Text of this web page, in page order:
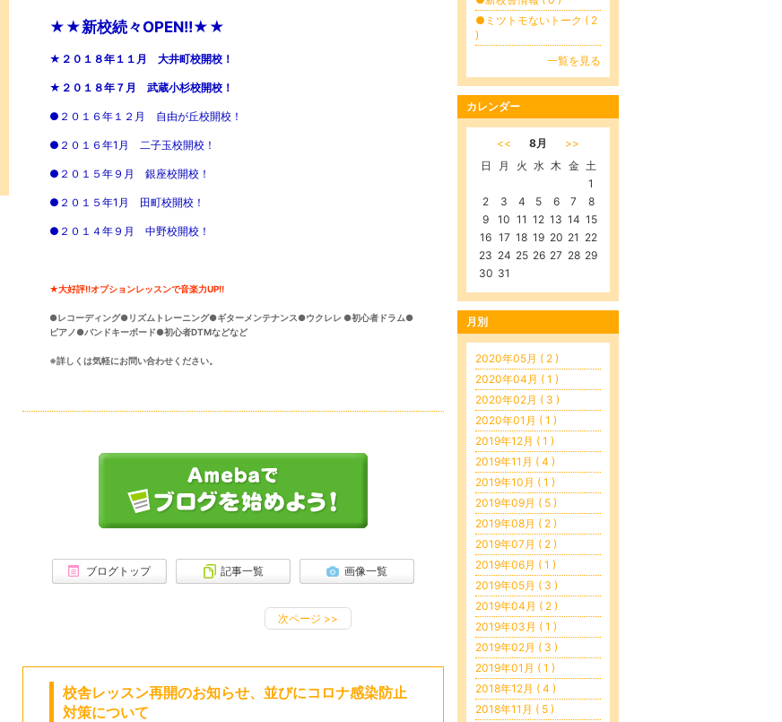
★★新校続々OPEN!!★★
★２０１８年１１月 大井町校開校！
★２０１８年７月 武蔵小杉校開校！
●２０１６年１２月 自由が丘校開校！
●２０１６年1月 二子玉校開校！
●２０１５年９月 銀座校開校！
●２０１５年1月 田町校開校！
●２０１４年９月 中野校開校！
★大好評!!オプションレッスンで音楽力UP!!
●レコーディング●リズムトレーニング●ギターメンテナンス●ウクレレ ●初心者ドラム●
ピアノ●バンドキーボード●初心者DTMなどなど
※詳しくは気軽にお問い合わせください。
ブログトップ 記事一覧 画像一覧
次ページ >>
校舎レッスン再開のお知らせ、並びにコロナ感染防止
対策について
●ミツトモないトーク ( 2
)
一覧を見る
カレンダー
<< 8月
>>
日
月 火 水 木 金 土
1
2
3 4 5 6 7
8
9
10 11 12 13 14 15
16 17 18 19 20 21 22
23 24 25 26 27 28 29
30 31
月別
2020年05月 ( 2 )
2020年04月 ( 1 )
2020年02月 ( 3 )
2020年01月 ( 1 )
2019年12月 ( 1 )
2019年11月 ( 4 )
2019年10月 ( 1 )
2019年09月 ( 5 )
2019年08月 ( 2 )
2019年07月 ( 2 )
2019年06月 ( 1 )
2019年05月 ( 3 )
2019年04月 ( 2 )
2019年03月 ( 1 )
2019年02月 ( 3 )
2019年01月 ( 1 )
2018年12月 ( 4 )
2018年11月 ( 5 )